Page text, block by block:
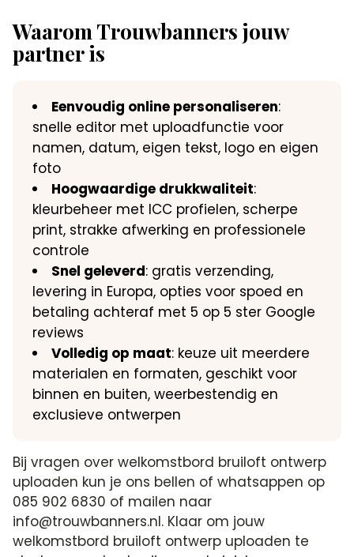
Waarom Trouwbanners jouw
partner is
Eenvoudig online personaliseren:
snelle editor met uploadfunctie voor
namen, datum, eigen tekst, logo en eigen
foto
Hoogwaardige drukkwaliteit:
kleurbeheer met ICC profielen, scherpe
print, strakke afwerking en professionele
controle
Snel geleverd: gratis verzending,
levering in Europa, opties voor spoed en
betaling achteraf met 5 op 5 ster Google
reviews
Volledig op maat: keuze uit meerdere
materialen en formaten, geschikt voor
binnen en buiten, weerbestendig en
exclusieve ontwerpen
Bij vragen over welkomstbord bruiloft ontwerp
uploaden kun je ons bellen of whatsappen op
085 902 6830 of mailen naar
info@trouwbanners.nl. Klaar om jouw
welkomstbord bruiloft ontwerp uploaden te